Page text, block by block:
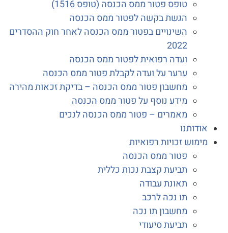
טופס פטור ממס הכנסה (טופס 1516)
הגשת בקשה לפטור ממס הכנסה
השינויים בפטור ממס הכנסה לאחר חוק ההסדרים
2022
ועדה רפואית לפטור ממס הכנסה
ערער על ועדה לקבלת פטור ממס הכנסה
מחשבון פטור ממס הכנסה – בדיקת זכאות מהירה
מידע נוסף על פטור ממס הכנסה
מאמרים – פטור ממס הכנסה לנכים
אודותנו
מימוש זכויות רפואיות
פטור ממס הכנסה
תביעת קצבת נכות כללית
תאונת עבודה
תו נכה לרכב
מחשבון תו נכה
תביעת סיעודי